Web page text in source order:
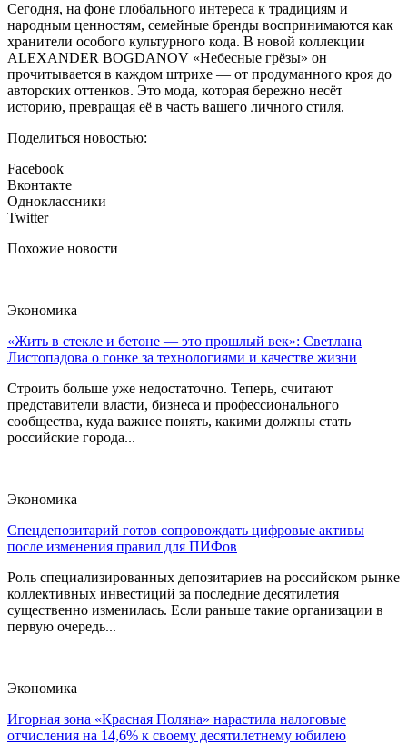
Сегодня, на фоне глобального интереса к традициям и
народным ценностям, семейные бренды воспринимаются как
хранители особого культурного кода. В новой коллекции
ALEXANDER BOGDANOV «Небесные грёзы» он
прочитывается в каждом штрихе — от продуманного кроя до
авторских оттенков. Это мода, которая бережно несёт
историю, превращая её в часть вашего личного стиля.
Поделиться новостью:
Facebook
Вконтакте
Одноклассники
Twitter
Похожие новости
Экономика
«Жить в стекле и бетоне — это прошлый век»: Светлана
Листопадова о гонке за технологиями и качестве жизни
Строить больше уже недостаточно. Теперь, считают
представители власти, бизнеса и профессионального
сообщества, куда важнее понять, какими должны стать
российские города...
Экономика
Спецдепозитарий готов сопровождать цифровые активы
после изменения правил для ПИФов
Роль специализированных депозитариев на российском рынке
коллективных инвестиций за последние десятилетия
существенно изменилась. Если раньше такие организации в
первую очередь...
Экономика
Игорная зона «Красная Поляна» нарастила налоговые
отчисления на 14,6% к своему десятилетнему юбилею